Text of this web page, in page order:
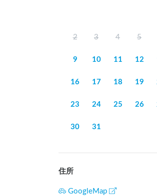
2 3 4 5
9 10 11 12
16 17 18 19
23 24 25 26
30 31
住所
GoogleMap